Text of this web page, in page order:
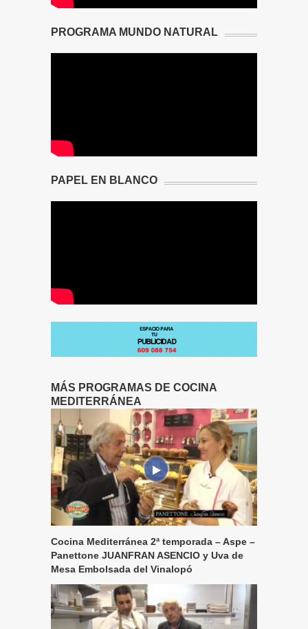
PROGRAMA MUNDO NATURAL
PAPEL EN BLANCO
MÁS PROGRAMAS DE COCINA
MEDITERRÁNEA
Cocina Mediterránea 2ª temporada – Aspe –
Panettone JUANFRAN ASENCIO y Uva de
Mesa Embolsada del Vinalopó